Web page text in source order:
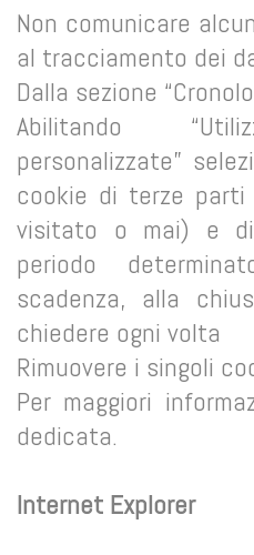
Non comunicare
al tracciamento dei
Dalla sezione
Abilitando
personalizzate”
cookie di terze
visitato o mai) e
periodo
scadenza, alla
chiedere ogni volta
Rimuovere i singoli
Per maggiori
dedicata.
Internet Explorer